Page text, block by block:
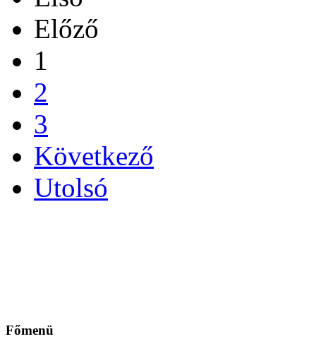
Előző
1
2
3
Következő
Utolsó
Főmenü